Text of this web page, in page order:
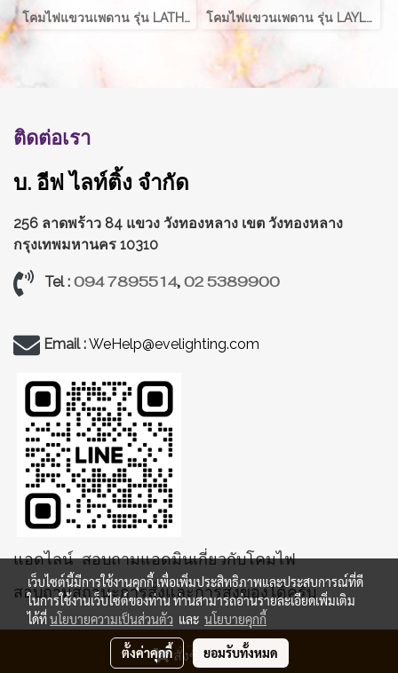
สั่งซื้อสินค้า
โคมไฟแขวนเพดาน รุ่น LATHER EVE-00411 สำหรับใส่หลอด E27 จำนวน 2 ดวง โคมไฟแขวนเพดาน รุ่น LAYLA EVE-00416 สำหรับใส่หลอด E27 จำนวน 1 ดวง
ติดต่อเรา
บ. อีฟ ไลท์ติ้ง จำกัด
256 ลาดพร้าว 84 แขวง วังทองหลาง เขต วังทองหลาง
กรุงเทพมหานคร 10310
Tel : 094 7895514,02 5389900
Email :WeHelp@evelighting.com
แอดไลน์ สอบถามแอดมินเกี่ยวกับโคมไฟ
สอบถามสถานะการสั่งและการส่งของได้ครับ
เว็บไซต์นี้มีการใช้งานคุกกี้ เพื่อเพิ่มประสิทธิภาพและประสบการณ์ที่ดี
ในการใช้งานเว็บไซต์ของท่าน ท่านสามารถอ่านรายละเอียดเพิ่มเติม
ได้ที่นโยบายความเป็นส่วนตัว และ นโยบายคุกกี้
ตั้งค่าคุกกี้ ยอมรับทั้งหมด